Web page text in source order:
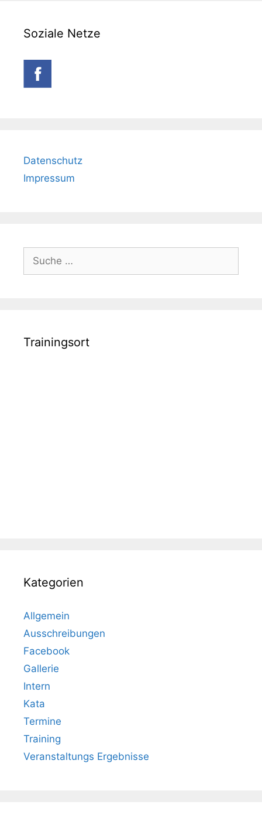
Soziale Netze
Datenschutz
Impressum
Suche
nach:
Trainingsort
Kategorien
Allgemein
Ausschreibungen
Facebook
Gallerie
Intern
Kata
Termine
Training
Veranstaltungs Ergebnisse